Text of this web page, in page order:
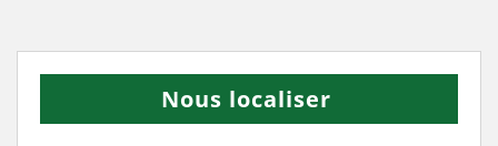
Nous localiser